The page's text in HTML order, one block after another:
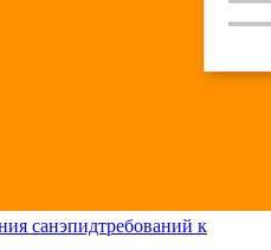
санэпидтребований к